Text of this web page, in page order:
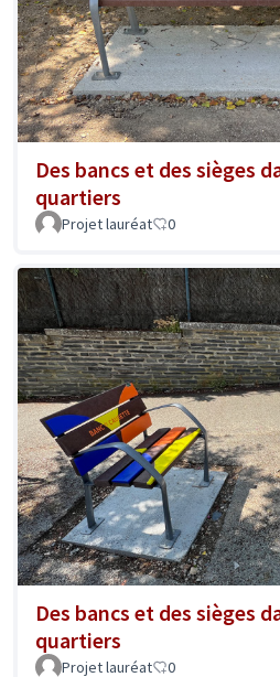
Des bancs et des sièges
quartiers
Projet lauréat 0
Des bancs et des sièges
quartiers
Projet lauréat 0